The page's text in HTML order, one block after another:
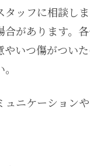
タッフに相談し
があります。
やいつ傷がつい
ニケーション